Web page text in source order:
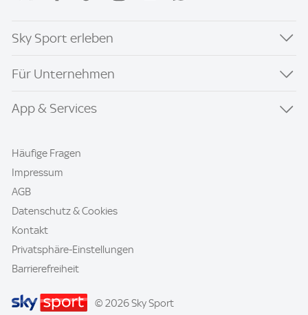
Sky Sport erleben
Für Unternehmen
App & Services
Häufige Fragen
Impressum
AGB
Datenschutz & Cookies
Kontakt
Privatsphäre-Einstellungen
Barrierefreiheit
© 2026 Sky Sport